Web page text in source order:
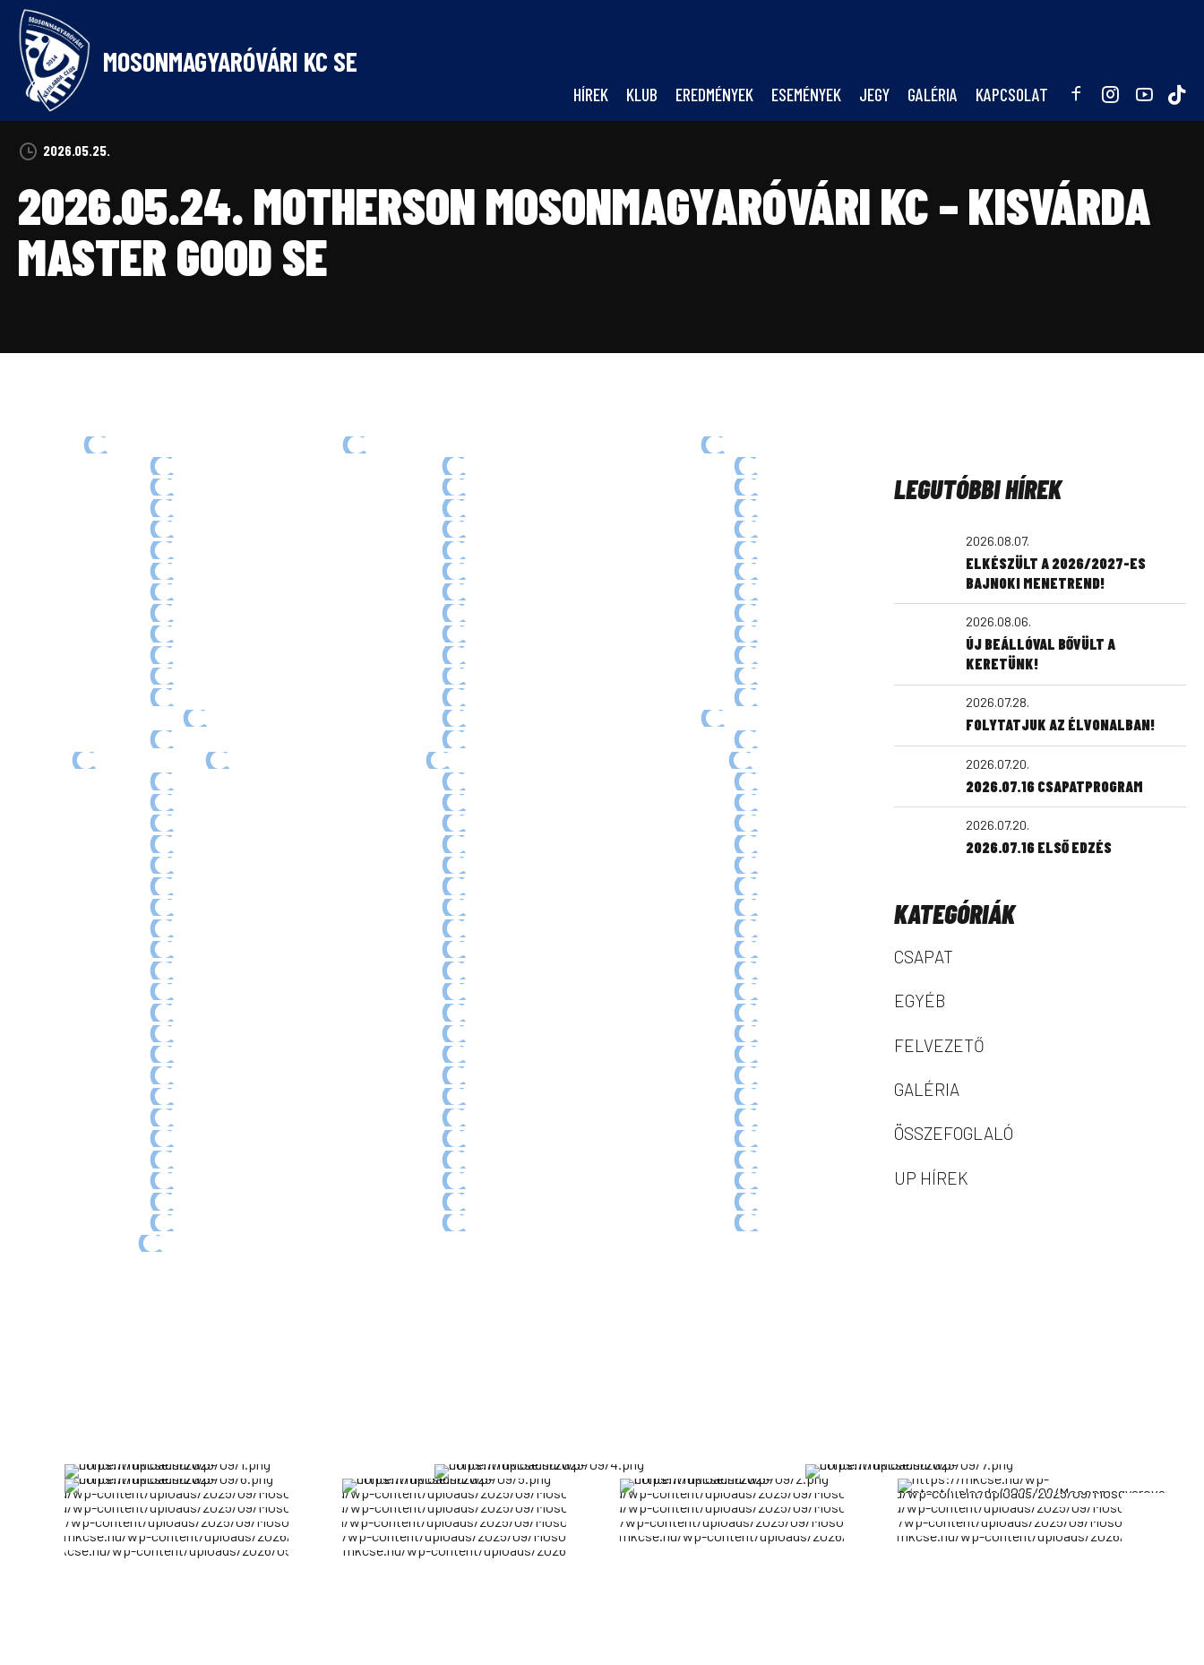
Skip
content
MOSONMAGYARÓVÁRI KC SE
HÍREK KLUB EREDMÉNYEK ESEMÉNYEK JEGY GALÉRIA KAPCSOLAT
2026.05.25.
2026.05.24. MOTHERSON MOSONMAGYARÓVÁRI KC – KISVÁRDA
MASTER GOOD SE
LEGUTÓBBI HÍREK
2026.08.07.
ELKÉSZÜLT A 2026/2027-ES
BAJNOKI MENETREND!
2026.08.06.
ÚJ BEÁLLÓVAL BŐVÜLT A
KERETÜNK!
2026.07.28.
FOLYTATJUK AZ ÉLVONALBAN!
2026.07.20.
2026.07.16 CSAPATPROGRAM
2026.07.20.
2026.07.16 ELSŐ EDZÉS
KATEGÓRIÁK
CSAPAT
EGYÉB
FELVEZETŐ
GALÉRIA
ÖSSZEFOGLALÓ
UP HÍREK